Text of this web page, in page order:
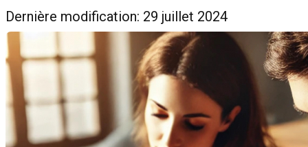
Dernière modification: 29 juillet 2024